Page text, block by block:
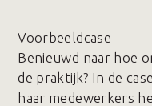
Voorbeeldcase
Benieuwd naar hoe
de praktijk? In de
haar medewerkers